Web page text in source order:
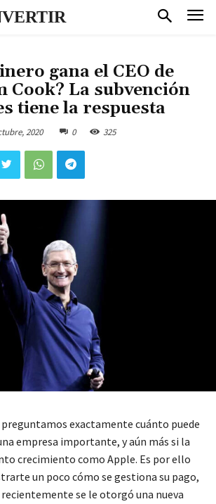
gana el CEO de
Cook? La subvención
tiene la respuesta
2020 0 325
preguntamos exactamente cuánto puede
empresa importante, y aún más si la
crecimiento como Apple. Es por ello
un poco cómo se gestiona su pago,
se le otorgó una nueva